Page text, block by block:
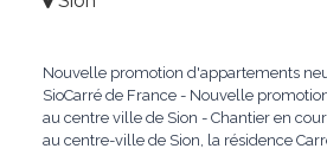
Nouvelle promotion d'appartements
SioCarré de France - Nouvelle
au centre ville de Sion - Chantier en
au centre-ville de Sion, la résidence